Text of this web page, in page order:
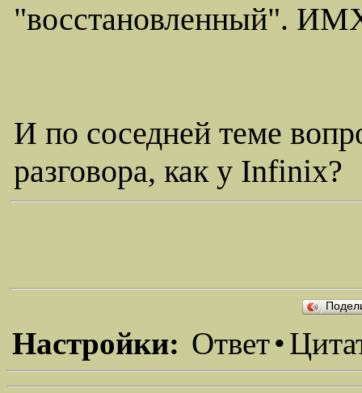
"восстановленный".
И по соседней теме
разговора, как у Infinix?
Настройки: Ответ•